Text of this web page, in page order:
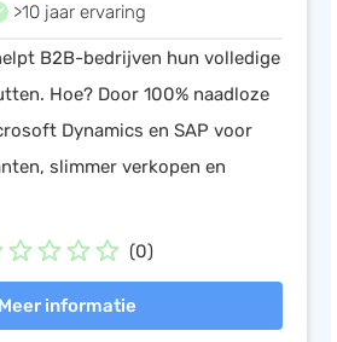
>10 jaar ervaring
B2B-bedrijven hun volledige
Hoe? Door 100% naadloze
Dynamics en SAP voor
slimmer verkopen en
(0)
Meer informatie